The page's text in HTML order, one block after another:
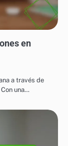
en
a través de
una…